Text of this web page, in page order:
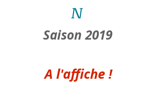
N
Saison 2019
A l'affiche !